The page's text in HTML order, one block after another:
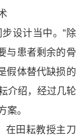
设计当中。“除
与患者剩余的骨
假体替代缺损的
介绍，经过几轮
案。
在田耘教授主刀